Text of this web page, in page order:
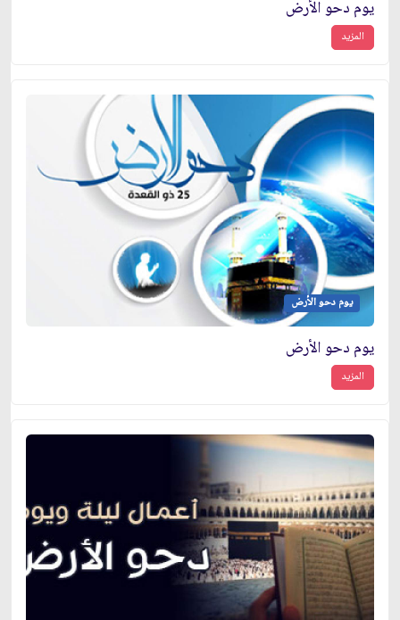
يوم دحو الأرض
المزيد
يوم دحو الأرض
يوم دحو الأرض
المزيد